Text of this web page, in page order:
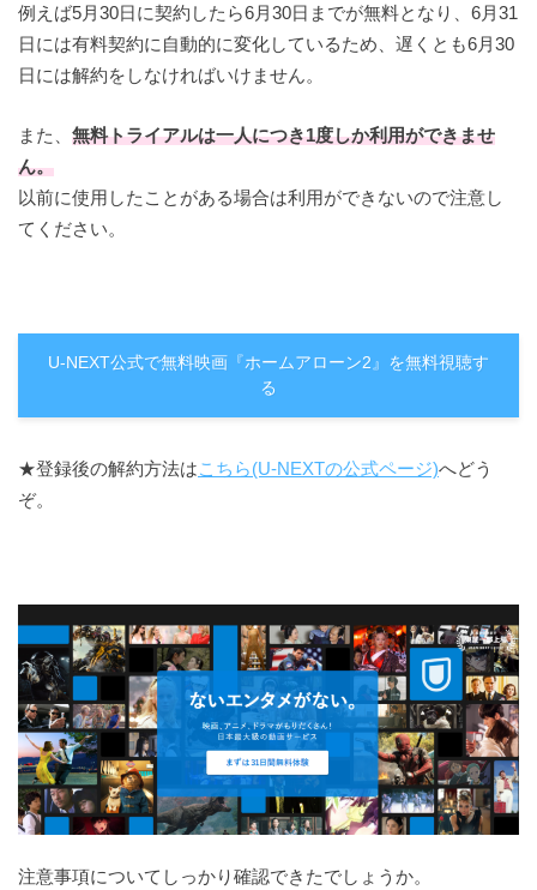
例えば5月30日に契約したら6月30日までが無料となり、6月31
日には有料契約に自動的に変化しているため、遅くとも6月30
日には解約をしなければいけません。
また、 無料トライアルは一人につき1度しか利用ができませ
ん。
以前に使用したことがある場合は利用ができないので注意し
てください。
U-NEXT公式で無料映画『ホームアローン2』を無料視聴す
る
★登録後の解約方法はこちら(U-NEXTの公式ページ)へどう
ぞ。
注意事項についてしっかり確認できたでしょうか。